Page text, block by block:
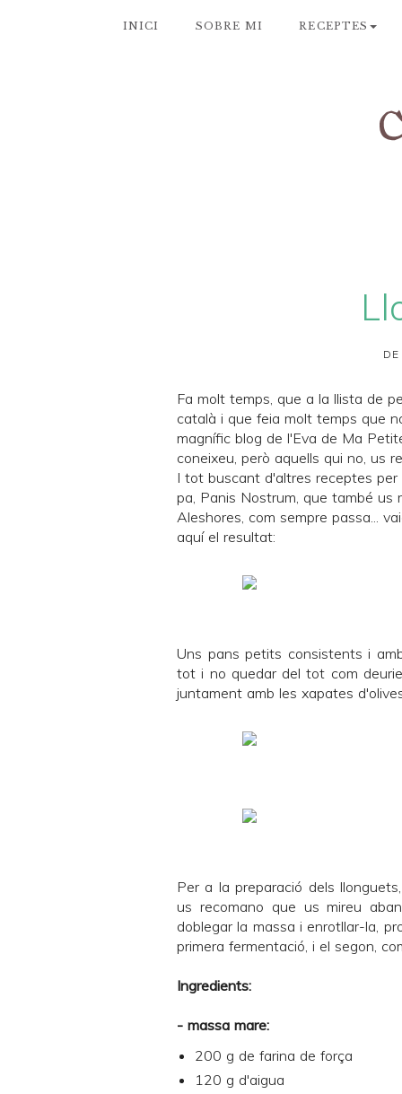
INICI SOBRE MI RECEPTES
Fa molt temps, que a la llista de
català i que feia molt temps que
magnífic blog de l'Eva de Ma
coneixeu, però aquells qui no, us
I tot buscant d'altres receptes
pa, Panis Nostrum, que també us
Aleshores, com sempre passa...
aquí el resultat:
Uns pans petits consistents i
tot i no quedar del tot com
juntament amb les xapates
Per a la preparació dels
us recomano que us mireu
doblegar la massa i enrotllar-la,
primera fermentació, i el segon,
Ingredients:
- massa mare:
200 g de farina de força
120 g d'aigua